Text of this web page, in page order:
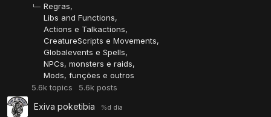
Regras
Libs and Functions
Actions e Talkactions
CreatureScripts e Movements
Globalevents e Spells
NPCs, monsters e raids
Mods, funções e outros
5.6k topics 5.6k posts
Exiva poketibia